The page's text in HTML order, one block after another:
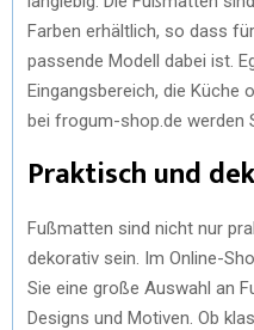
Farben erhältlich, so dass
passende Modell dabei ist.
Eingangsbereich, die Küche
bei frogum-shop.de werden
Praktisch und
Fußmatten sind nicht nur
dekorativ sein. Im Online-
Sie eine große Auswahl an
Designs und Motiven. Ob